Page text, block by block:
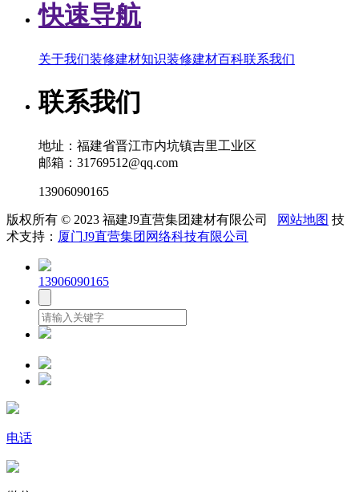
快速导航
关于我们装修建材知识装修建材百科联系我们
联系我们
地址：福建省晋江市内坑镇吉里工业区
邮箱：31769512@qq.com
13906090165
版权所有 © 2023 福建J9直营集团建材有限公司 网站地图 技
术支持： 厦门J9直营集团网络科技有限公司
13906090165
电话